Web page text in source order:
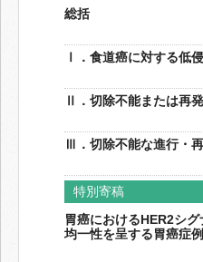
総括
Ⅰ．食道癌に対する低
Ⅱ．切除不能または再
Ⅲ．切除不能な進行・
特別寄稿
胃癌におけるHER2シ
均一性を呈する胃癌症